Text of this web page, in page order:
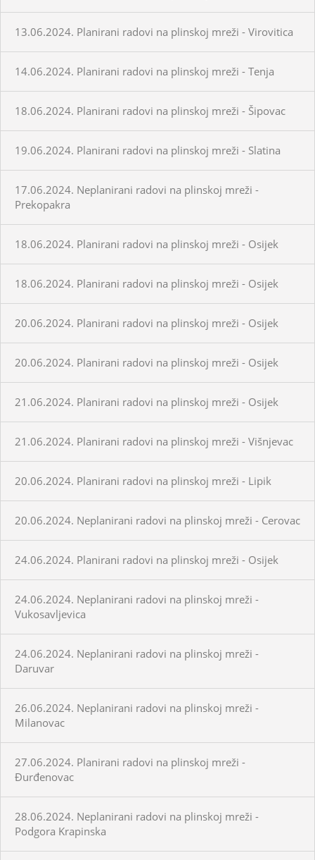
13.06.2024. Planirani radovi na plinskoj mreži - Virovitica
14.06.2024. Planirani radovi na plinskoj mreži - Tenja
18.06.2024. Planirani radovi na plinskoj mreži - Šipovac
19.06.2024. Planirani radovi na plinskoj mreži - Slatina
17.06.2024. Neplanirani radovi na plinskoj mreži -
Prekopakra
18.06.2024. Planirani radovi na plinskoj mreži - Osijek
18.06.2024. Planirani radovi na plinskoj mreži - Osijek
20.06.2024. Planirani radovi na plinskoj mreži - Osijek
20.06.2024. Planirani radovi na plinskoj mreži - Osijek
21.06.2024. Planirani radovi na plinskoj mreži - Osijek
21.06.2024. Planirani radovi na plinskoj mreži - Višnjevac
20.06.2024. Planirani radovi na plinskoj mreži - Lipik
20.06.2024. Neplanirani radovi na plinskoj mreži - Cerovac
24.06.2024. Planirani radovi na plinskoj mreži - Osijek
24.06.2024. Neplanirani radovi na plinskoj mreži -
Vukosavljevica
24.06.2024. Neplanirani radovi na plinskoj mreži -
Daruvar
26.06.2024. Neplanirani radovi na plinskoj mreži -
Milanovac
27.06.2024. Planirani radovi na plinskoj mreži -
Đurđenovac
28.06.2024. Neplanirani radovi na plinskoj mreži -
Podgora Krapinska